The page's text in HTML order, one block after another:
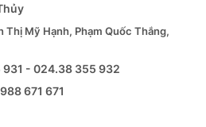
Thị Mỹ Hạnh, Phạm Quốc Thắng,
- 024.38 355 932
671 671